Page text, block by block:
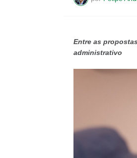
Entre as
administrativo